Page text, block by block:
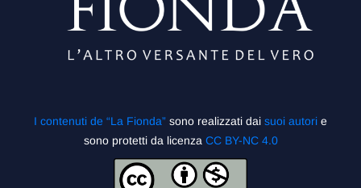
I contenuti de “La Fionda” sono realizzati dai suoi autori e
sono protetti da licenza CC BY-NC 4.0